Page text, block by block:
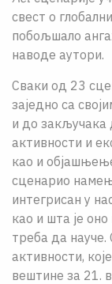
свест о
побољшало
наводе аутори.
Сваки од 23
заједно са
и до закључака
активности и
као и
сценарио
интегрисан у
као и шта је
треба да
активности,
вештине за 21.